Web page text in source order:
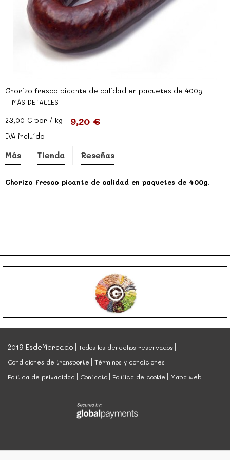
Chorizo fresco picante de calidad en paquetes de 400g.
MÁS DETALLES
23,00 € por / kg 9,20 €
IVA incluído
Más Tienda Reseñas
Chorizo fresco picante de calidad en paquetes de 400g.
2019 EsdeMercado
Todos los derechos reservados
Condiciones de transporte
Términos y condiciones
Política de privacidad
Contacto Política de cookie Mapa web